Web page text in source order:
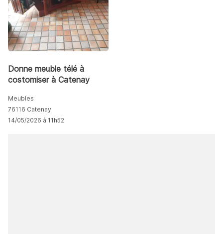
Donne meuble télé à
costomiser à Catenay
Meubles
76116 Catenay
14/05/2026 à 11h52